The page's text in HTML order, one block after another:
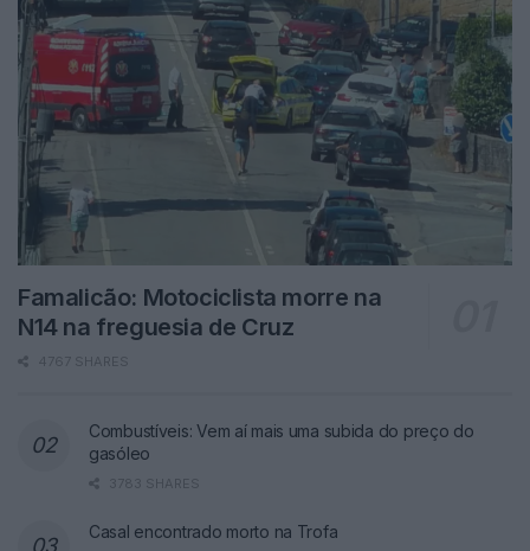
Famalicão: Motociclista morre na
N14 na freguesia de Cruz
4767 SHARES
Combustíveis: Vem aí mais uma subida do preço do
gasóleo
3783 SHARES
Casal encontrado morto na Trofa